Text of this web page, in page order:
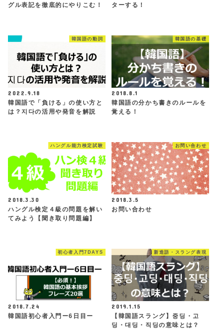
グル表記を徹底的にやりこむ！
ターする！
韓国語の動詞
2022.9.18
韓国語で「負ける」の使い方と
は？지다の活用や発音を解説
韓国語の基礎
2018.8.1
韓国語の分かち書きのルールを
覚える！
ハングル能力検定試験
2018.3.30
ハングル検定４級の問題を解い
てみよう【聞き取り問題編】
お問い合わせ
2018.3.5
お問い合わせ
初心者入門7DAYS
2018.7.24
韓国語初心者入門ー6日目ー
新造語・スラング表現
2019.1.15
【韓国語スラング】중딩・고
딩・대딩・직딩の意味とは？